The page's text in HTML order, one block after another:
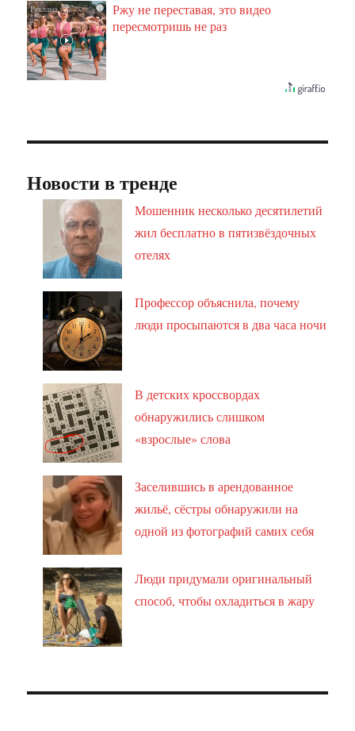
i
Ржу не переставая, это видео
пересмотришь не раз
Новости в тренде
Мошенник несколько десятилетий
жил бесплатно в пятизвёздочных
отелях
Профессор объяснила, почему
люди просыпаются в два часа ночи
В детских кроссвордах
обнаружились слишком
«взрослые» слова
Заселившись в арендованное
жильё, сёстры обнаружили на
одной из фотографий самих себя
Люди придумали оригинальный
способ, чтобы охладиться в жару